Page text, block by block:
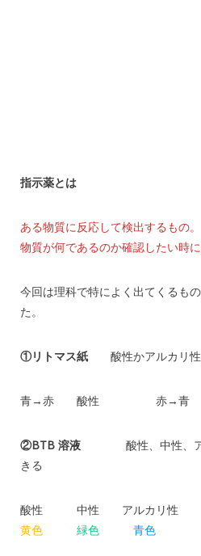
指示薬とは
ある物質に反応して検出するもの。
物質が何であるのか確認したい時
今回は理科で特によく出てくるも
た。
①リトマス紙 酸性かアルカリ性
青→赤 酸性 赤→青 アル
②BTB 溶液 酸性、中性、アル
きる
酸性 中性 アルカリ性
黄色
緑色 青色